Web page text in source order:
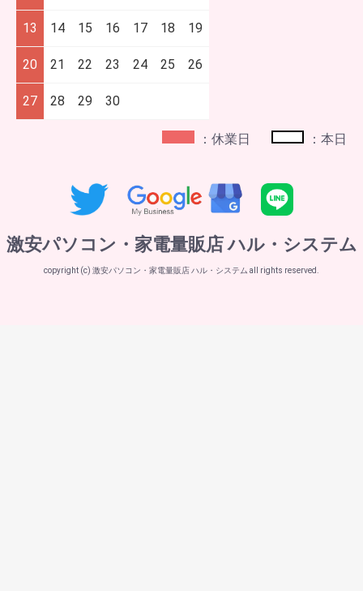
13 14 15 16 17 18 19
20 21 22 23 24 25 26
27 28 29 30
：休業日 ：本日
激安パソコン・家電量販店 ハル・システム
copyright (c) 激安パソコン・家電量販店 ハル・システム all rights reserved.